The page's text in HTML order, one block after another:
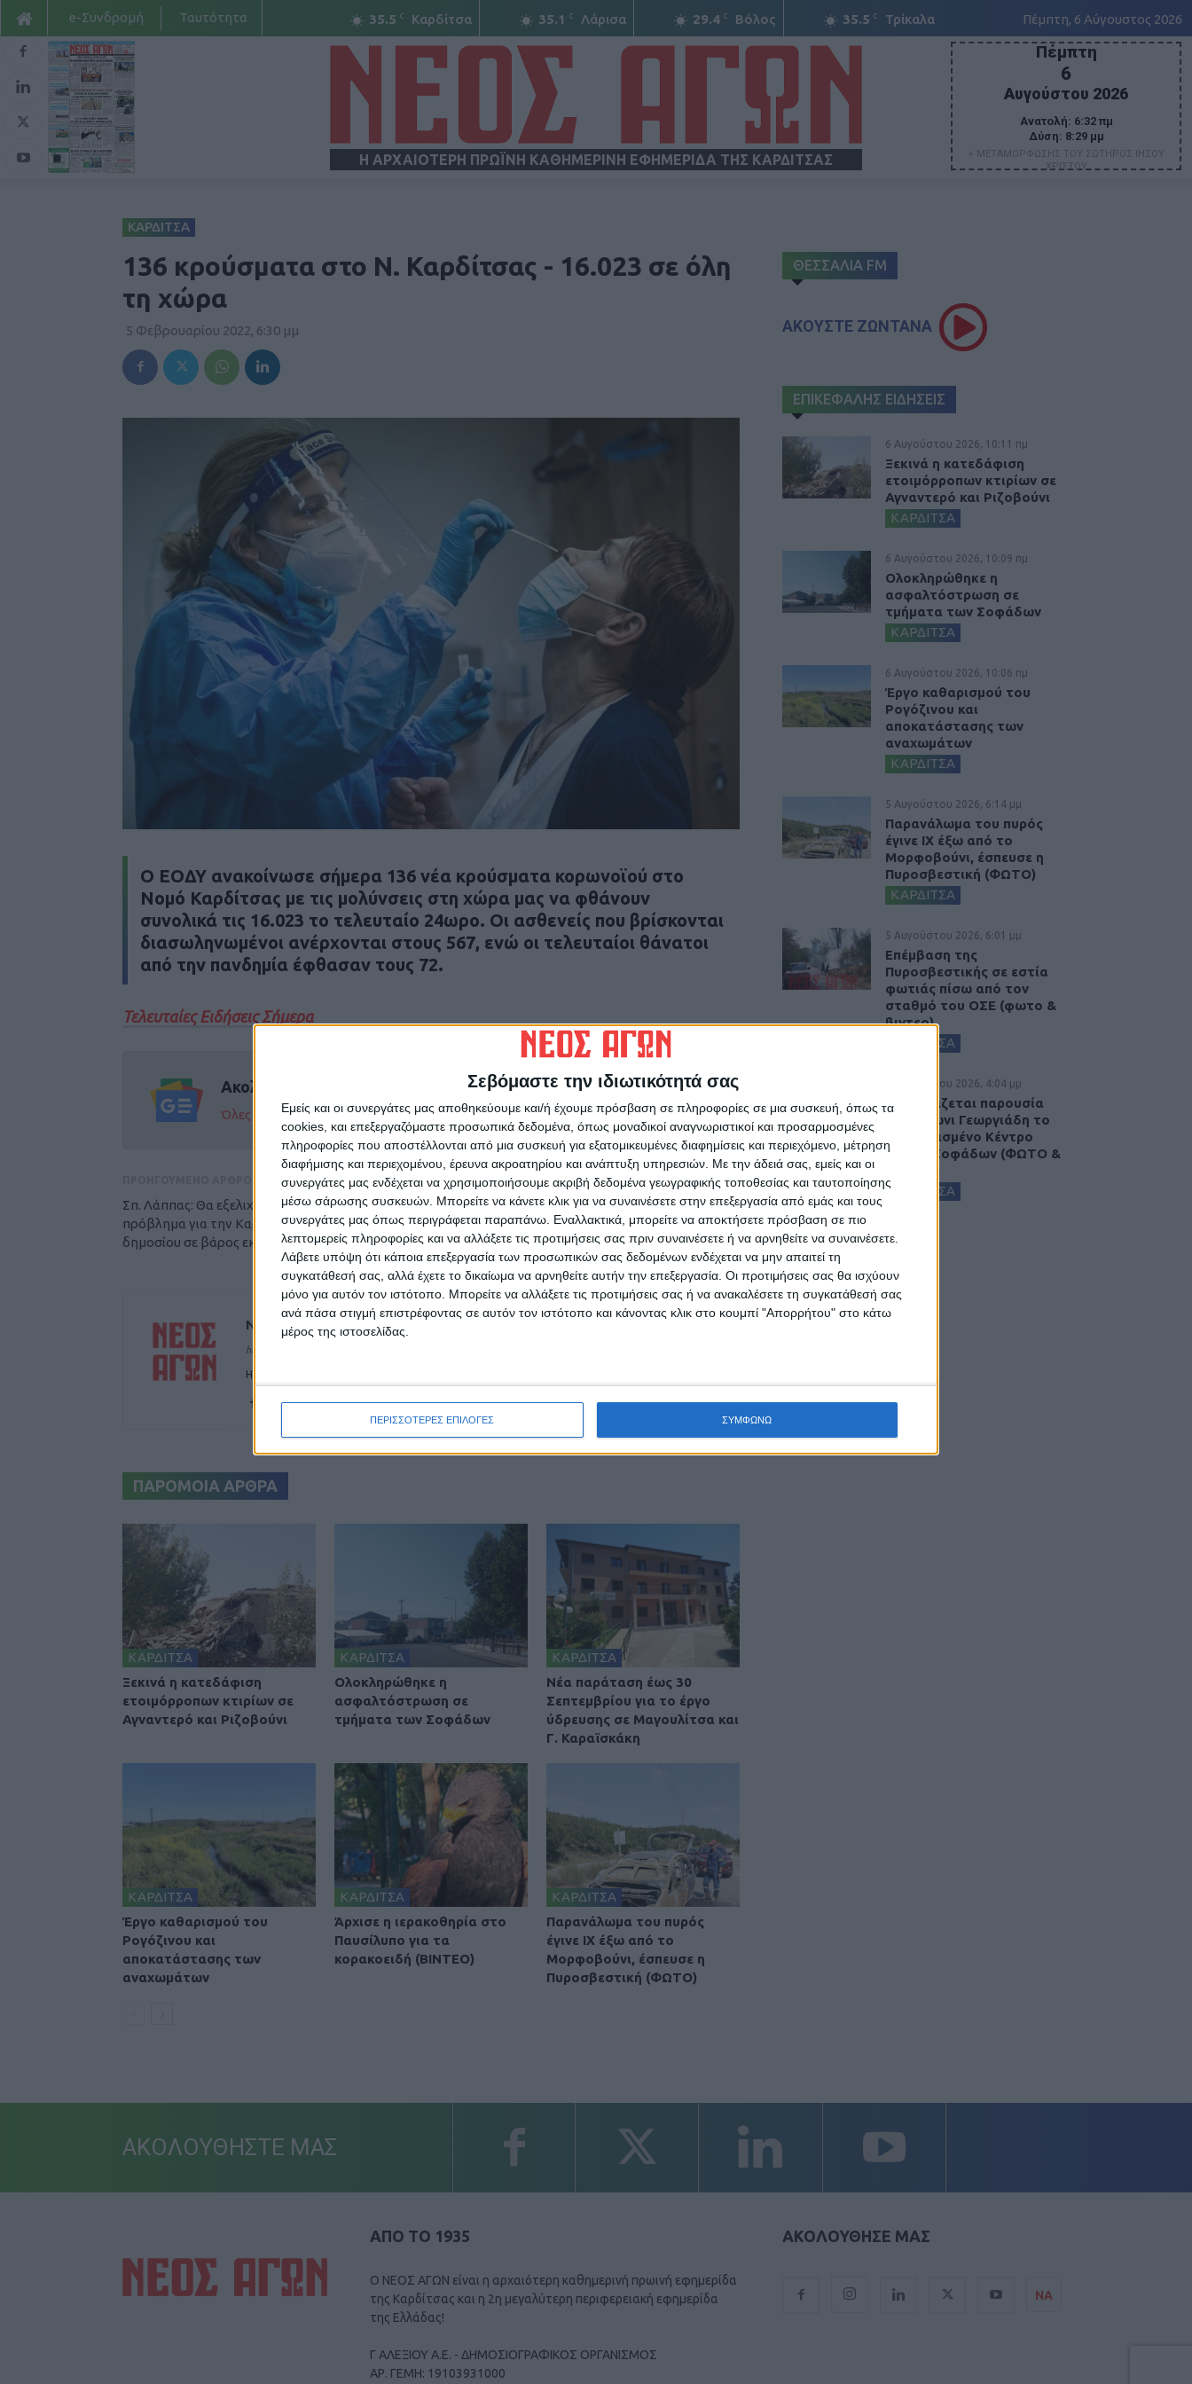
Σεβόμαστε την ιδιωτικότητά σας
Εμείς και οι συνεργάτες μας αποθηκεύουμε και/ή έχουμε πρόσβαση σε πληροφορίες σε μια συσκευή, όπως τα
cookies, και επεξεργαζόμαστε προσωπικά δεδομένα, όπως μοναδικοί αναγνωριστικοί και προσαρμοσμένες
πληροφορίες που αποστέλλονται από μια συσκευή για εξατομικευμένες διαφημίσεις και περιεχόμενο, μέτρηση
διαφήμισης και περιεχομένου, έρευνα ακροατηρίου και ανάπτυξη υπηρεσιών. Με την άδειά σας, εμείς και οι
συνεργάτες μας ενδέχεται να χρησιμοποιήσουμε ακριβή δεδομένα γεωγραφικής τοποθεσίας και ταυτοποίησης
μέσω σάρωσης συσκευών. Μπορείτε να κάνετε κλικ για να συναινέσετε στην επεξεργασία από εμάς και τους
συνεργάτες μας όπως περιγράφεται παραπάνω. Εναλλακτικά, μπορείτε να αποκτήσετε πρόσβαση σε πιο
λεπτομερείς πληροφορίες και να αλλάξετε τις προτιμήσεις σας πριν συναινέσετε ή να αρνηθείτε να συναινέσετε.
Λάβετε υπόψη ότι κάποια επεξεργασία των προσωπικών σας δεδομένων ενδέχεται να μην απαιτεί τη
συγκατάθεσή σας, αλλά έχετε το δικαίωμα να αρνηθείτε αυτήν την επεξεργασία. Οι προτιμήσεις σας θα ισχύουν
μόνο για αυτόν τον ιστότοπο. Μπορείτε να αλλάξετε τις προτιμήσεις σας ή να ανακαλέσετε τη συγκατάθεσή σας
ανά πάσα στιγμή επιστρέφοντας σε αυτόν τον ιστότοπο και κάνοντας κλικ στο κουμπί "Απορρήτου" στο κάτω
μέρος της ιστοσελίδας.
ΠΕΡΙΣΣΟΤΕΡΕΣ ΕΠΙΛΟΓΕΣ ΣΥΜΦΩΝΩ
35.5 C Καρδίτσα 35.1 C Λάρισα 29.4 C Βόλος 35.5 C Τρίκαλα Πέμπτη, 6 Αύγουστος 2026
e-Συνδρομή Ταυτότητα
Η ΑΡΧΑΙΟΤΕΡΗ ΠΡΩΪΝΗ ΚΑΘΗΜΕΡΙΝΗ ΕΦΗΜΕΡΙΔΑ ΤΗΣ ΚΑΡΔΙΤΣΑΣ
Πέμπτη
6
Αυγούστου 2026
Ανατολή: 6:32 πμ
Δύση: 8:29 μμ
+ ΜΕΤΑΜΟΡΦΩΣΗΣ ΤΟΥ ΣΩΤΗΡΟΣ ΙΗΣΟΥ
ΧΡΙΣΤΟΥ
ΚΑΡΔΙΤΣΑ
136 κρούσματα στο Ν. Καρδίτσας - 16.023 σε όλη
τη χώρα
5 Φεβρουαρίου 2022, 6:30 μμ
Ο ΕΟΔΥ ανακοίνωσε σήμερα 136 νέα κρούσματα κορωνοϊού στο
Νομό Καρδίτσας με τις μολύνσεις στη χώρα μας να φθάνουν
συνολικά τις 16.023 το τελευταίο 24ωρο. Οι ασθενείς που βρίσκονται
διασωληνωμένοι ανέρχονται στους 567, ενώ οι τελευταίοι θάνατοι
από την πανδημία έφθασαν τους 72.
Τελευταίες Ειδήσεις Σήμερα
Ακολούθησε την εφημερίδα ΝΕΟΣ ΑΓΩΝ στο Google News!
Όλες οι εξελίξεις στην περιοχή της Καρδίτσας και ευρύτερα της Θεσσαλίας
Σπ. Λάππας: Θα εξελιχθούν σε τεράστιο
πρόβλημα για την Καρδίτσα οι αξιώσεις του
δημοσίου σε βάρος εκατοντάδων ιδιοκτησιών
ΕΠΟΜΕΝΟ ΑΡΘΡΟ
Συνέχισε ακάθεκτος ο ΑΣΚ κέρδισε και τον
Κόροιβο (83-73)
ΝΕΟΣ ΑΓΩΝ
https://neosagon.gr
Η Αρχαιότερη Καθημερινή Πρωινή Εφημερίδα της Καρδίτσας
ΠΑΡΟΜΟΙΑ ΑΡΘΡΑ
ΚΑΡΔΙΤΣΑ
Ξεκινά η κατεδάφιση
ετοιμόρροπων κτιρίων σε
Αγναντερό και Ριζοβούνι
ΚΑΡΔΙΤΣΑ
Ολοκληρώθηκε η
ασφαλτόστρωση σε
τμήματα των Σοφάδων
ΚΑΡΔΙΤΣΑ
Νέα παράταση έως 30
Σεπτεμβρίου για το έργο
ύδρευσης σε Μαγουλίτσα και
Γ. Καραϊσκάκη
ΚΑΡΔΙΤΣΑ
Έργο καθαρισμού του
Ρογόζινου και
αποκατάστασης των
αναχωμάτων
ΚΑΡΔΙΤΣΑ
Άρχισε η ιερακοθηρία στο
Παυσίλυπο για τα
κορακοειδή (ΒΙΝΤΕΟ)
ΚΑΡΔΙΤΣΑ
Παρανάλωμα του πυρός
έγινε ΙΧ έξω από το
Μορφοβούνι, έσπευσε η
Πυροσβεστική (ΦΩΤΟ)
ΘΕΣΣΑΛΙΑ FM
ΑΚΟΥΣΤΕ ΖΩΝΤΑΝΑ
ΕΠΙΚΕΦΑΛΗΣ ΕΙΔΗΣΕΙΣ
6 Αυγούστου 2026, 10:11 πμ
Ξεκινά η κατεδάφιση
ετοιμόρροπων κτιρίων σε
Αγναντερό και Ριζοβούνι
ΚΑΡΔΙΤΣΑ
6 Αυγούστου 2026, 10:09 πμ
Ολοκληρώθηκε η
ασφαλτόστρωση σε
τμήματα των Σοφάδων
ΚΑΡΔΙΤΣΑ
6 Αυγούστου 2026, 10:06 πμ
Έργο καθαρισμού του
Ρογόζινου και
αποκατάστασης των
αναχωμάτων
ΚΑΡΔΙΤΣΑ
5 Αυγούστου 2026, 6:14 μμ
Παρανάλωμα του πυρός
έγινε ΙΧ έξω από το
Μορφοβούνι, έσπευσε η
Πυροσβεστική (ΦΩΤΟ)
ΚΑΡΔΙΤΣΑ
5 Αυγούστου 2026, 6:01 μμ
Επέμβαση της
Πυροσβεστικής σε εστία
φωτιάς πίσω από τον
σταθμό του ΟΣΕ (φωτο &
βιντεο)
ΚΑΡΔΙΤΣΑ
5 Αυγούστου 2026, 4:04 μμ
Εγκαινιάζεται παρουσία
του Άδωνι Γεωργιάδη το
ανακαινισμένο Κέντρο
Υγείας Σοφάδων (ΦΩΤΟ &
ΚΑΡΔΙΤΣΑ
ΑΚΟΛΟΥΘΗΣΤΕ ΜΑΣ
ΑΠΟ ΤΟ 1935
Ο ΝΕΟΣ ΑΓΩΝ είναι η αρχαιότερη καθημερινή πρωινή εφημερίδα
της Καρδίτσας και η 2η μεγαλύτερη περιφερειακή εφημερίδα
της Ελλάδας!
Γ ΑΛΕΞΙΟΥ Α.Ε. - ΔΗΜΟΣΙΟΓΡΑΦΙΚΟΣ ΟΡΓΑΝΙΣΜΟΣ
ΑΡ. ΓΕΜΗ: 19103931000
ΑΚΟΛΟΥΘΗΣΕ ΜΑΣ
ΝΑ